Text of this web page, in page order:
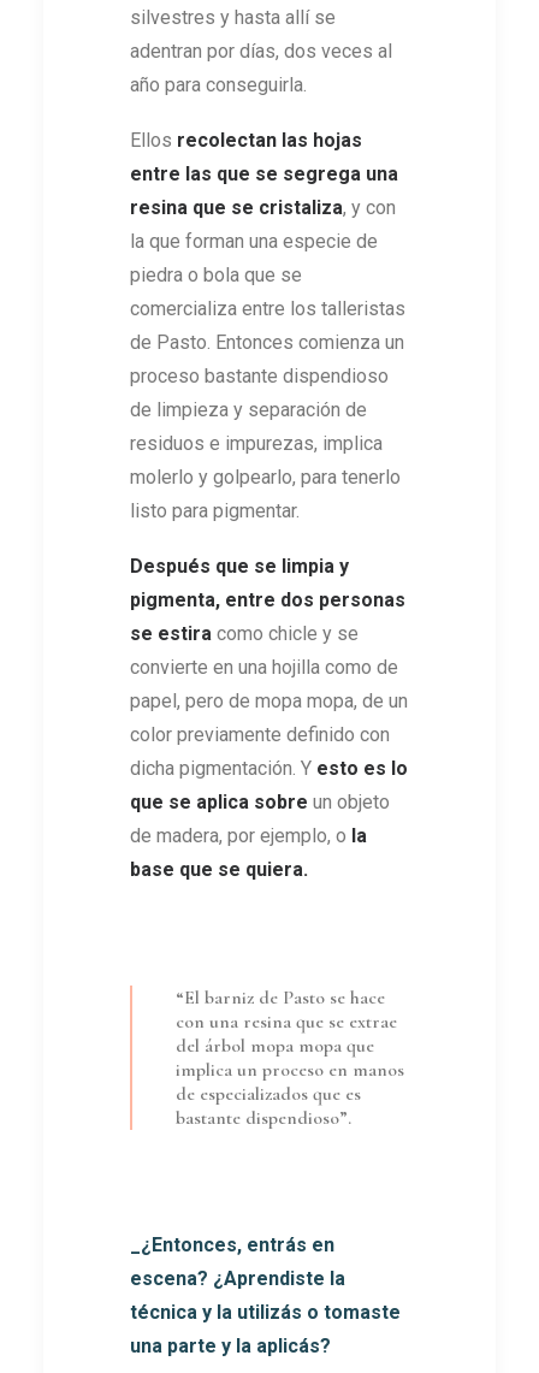
silvestres y hasta allí se
adentran por días, dos veces al
año para conseguirla.
Ellos recolectan las hojas
entre las que se segrega una
resina que se cristaliza, y con
la que forman una especie de
piedra o bola que se
comercializa entre los talleristas
de Pasto. Entonces comienza un
proceso bastante dispendioso
de limpieza y separación de
residuos e impurezas, implica
molerlo y golpearlo, para tenerlo
listo para pigmentar.
Después que se limpia y
pigmenta, entre dos personas
se estira como chicle y se
convierte en una hojilla como de
papel, pero de mopa mopa, de un
color previamente definido con
dicha pigmentación. Y esto es lo
que se aplica sobre un objeto
de madera, por ejemplo, o la
base que se quiera.
“El barniz de Pasto se hace
con una resina que se extrae
del árbol mopa mopa que
implica un proceso en manos
de especializados que es
bastante dispendioso”.
_¿Entonces, entrás en
escena? ¿Aprendiste la
técnica y la utilizás o tomaste
una parte y la aplicás?